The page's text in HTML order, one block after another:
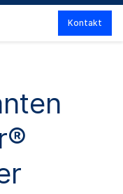
Kontakt